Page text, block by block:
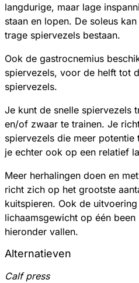
langdurige, maar lage
staan en lopen. De soleus
trage spiervezels bestaan.
Ook de gastrocnemius
spiervezels, voor de helft tot
spiervezels.
Je kunt de snelle spiervezels
en/of zwaar te trainen. Je
spiervezels die meer
je echter ook op een relatief
Meer herhalingen doen en
richt zich op het grootste
kuitspieren. Ook de
lichaamsgewicht op één
hieronder vallen.
Alternatieven
Calf press